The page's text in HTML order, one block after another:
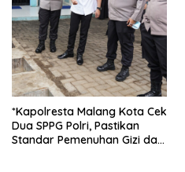
*Kapolresta Malang Kota Cek
Dua SPPG Polri, Pastikan
Standar Pemenuhan Gizi dan